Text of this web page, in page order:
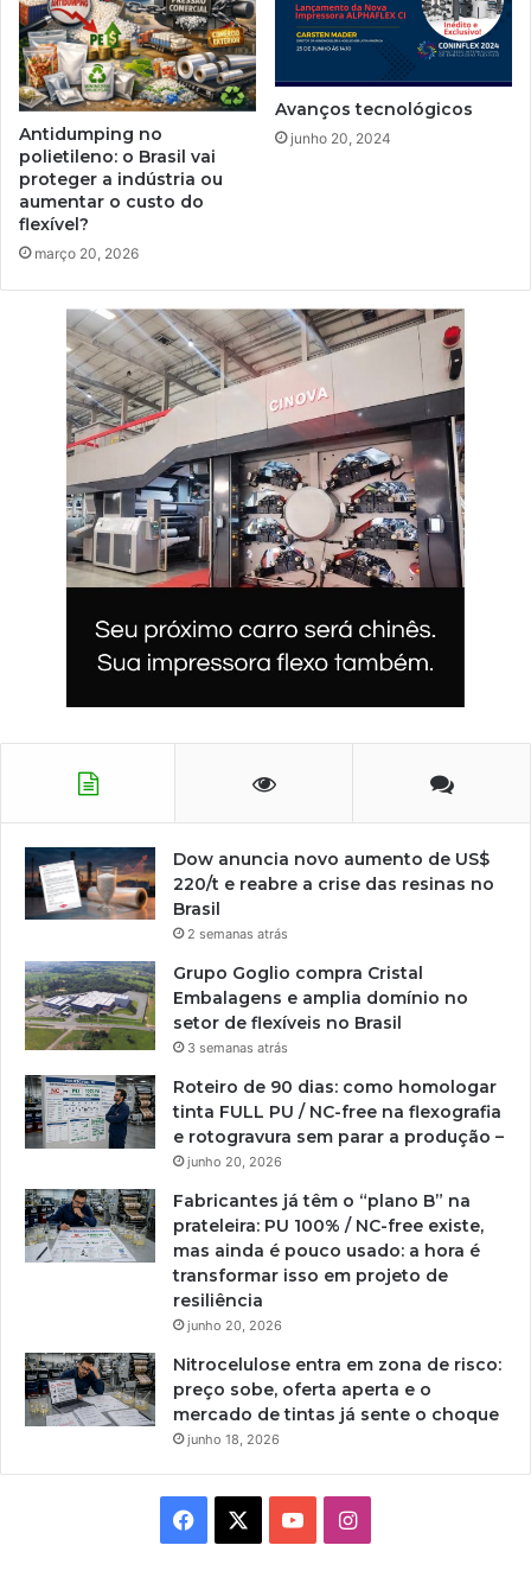
Antidumping no
polietileno: o Brasil vai
proteger a indústria ou
aumentar o custo do
flexível?
março 20, 2026
Avanços tecnológicos
junho 20, 2024
Dow anuncia novo aumento de US$
220/t e reabre a crise das resinas no
Brasil
2 semanas atrás
Grupo Goglio compra Cristal
Embalagens e amplia domínio no
setor de flexíveis no Brasil
3 semanas atrás
Roteiro de 90 dias: como homologar
tinta FULL PU / NC-free na flexografia
e rotogravura sem parar a produção –
junho 20, 2026
Fabricantes já têm o “plano B” na
prateleira: PU 100% / NC-free existe,
mas ainda é pouco usado: a hora é
transformar isso em projeto de
resiliência
junho 20, 2026
Nitrocelulose entra em zona de risco:
preço sobe, oferta aperta e o
mercado de tintas já sente o choque
junho 18, 2026
Facebook YouTubeInstagram